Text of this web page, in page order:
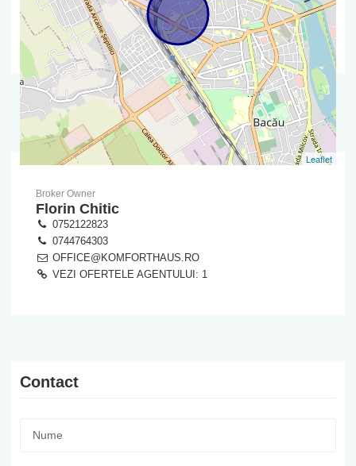
Leaflet
Broker Owner
Florin Chitic
0752122823
0744764303
OFFICE@KOMFORTHAUS.RO
VEZI OFERTELE AGENTULUI: 1
Contact